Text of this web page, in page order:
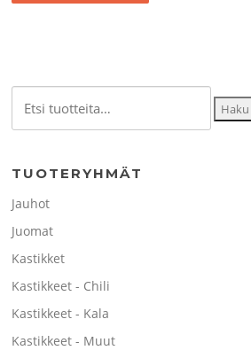
Haku
TUOTERYHMÄT
Jauhot
Juomat
Kastikket
Kastikkeet - Chili
Kastikkeet - Kala
Kastikkeet - Muut